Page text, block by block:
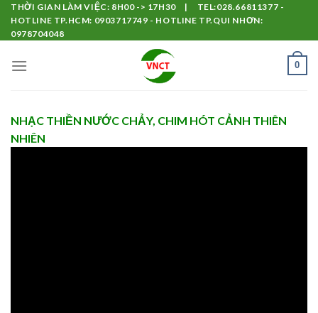
Skip
content
THỜI GIAN LÀM VIỆC: 8H00 -> 17H30 | TEL:028.66811377 -
HOTLINE TP.HCM: 0903717749 - HOTLINE TP.QUI NHƠN:
0978704048
0
NHẠC THIỀN NƯỚC CHẢY, CHIM HÓT CẢNH THIÊN
NHIÊN